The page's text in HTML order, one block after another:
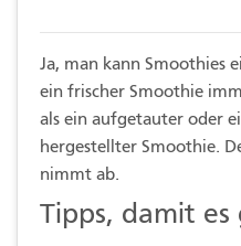
Ja, man kann Smoothies
ein frischer Smoothie
als ein aufgetauter oder
hergestellter Smoothie.
nimmt ab.
Tipps, damit